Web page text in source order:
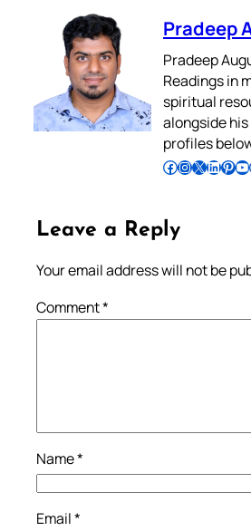
Pradeep
Pradeep
Readings in
spiritual
alongside
profiles
Follow Pradeep on Facebook Follow Pradeep on InstagramFollow Pradeep on X Follow Pradeep on LinkedIn Follow Pradeep on Pinterest Subscribe to Pradeep’s Youtube Channel Follow
Leave a Reply
Your email address will not be
Comment*
Name*
Email*